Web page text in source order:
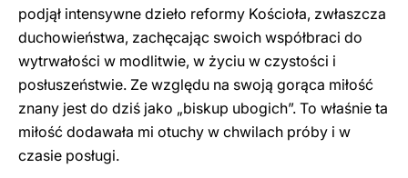
podjął intensywne dzieło reformy Kościoła, zwłaszcza
duchowieństwa, zachęcając swoich współbraci do
wytrwałości w modlitwie, w życiu w czystości i
posłuszeństwie. Ze względu na swoją gorąca miłość
znany jest do dziś jako „biskup ubogich”. To właśnie ta
miłość dodawała mi otuchy w chwilach próby i w
czasie posługi.